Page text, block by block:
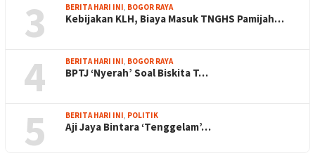
3 BERITA HARI INI, BOGOR RAYA
Kebijakan KLH, Biaya Masuk TNGHS Pamijah…
4 BERITA HARI INI, BOGOR RAYA
BPTJ ‘Nyerah’ Soal Biskita T…
5 BERITA HARI INI, POLITIK
Aji Jaya Bintara ‘Tenggelam’…